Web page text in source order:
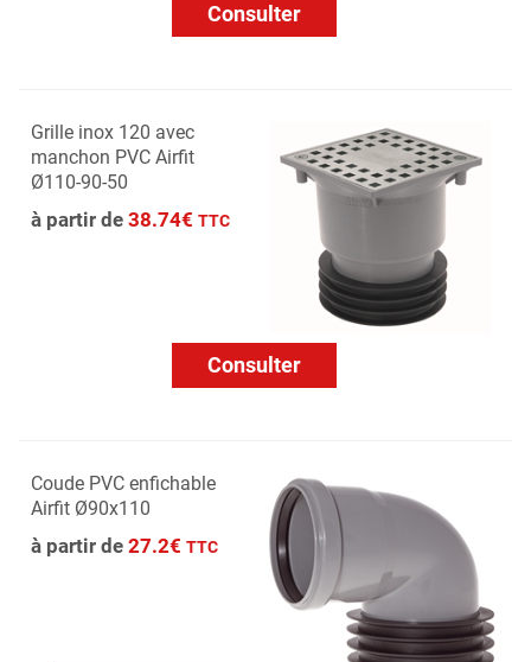
Consulter
Grille inox 120 avec
manchon PVC Airfit
Ø110-90-50
à partir de 38.74€ TTC
Consulter
Coude PVC enfichable
Airfit Ø90x110
à partir de 27.2€ TTC